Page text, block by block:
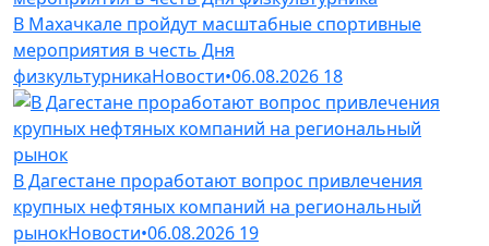
В Махачкале пройдут масштабные спортивные
мероприятия в честь Дня
физкультурникаНовости•06.08.2026 18
В Дагестане проработают вопрос привлечения
крупных нефтяных компаний на региональный
рынокНовости•06.08.2026 19